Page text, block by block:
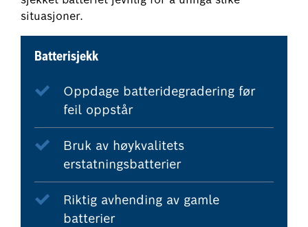
situasjoner.
Batterisjekk
Oppdage batteridegradering før
feil oppstår
Bruk av høykvalitets
erstatningsbatterier
Riktig avhending av gamle
batterier